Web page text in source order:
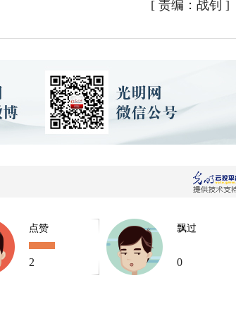
[ 责编：战钊 ]
点赞
2
飘过
0